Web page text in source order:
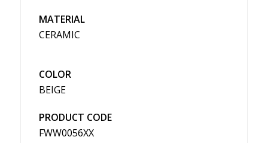
MATERIAL
CERAMIC
COLOR
BEIGE
PRODUCT CODE
FWW0056XX